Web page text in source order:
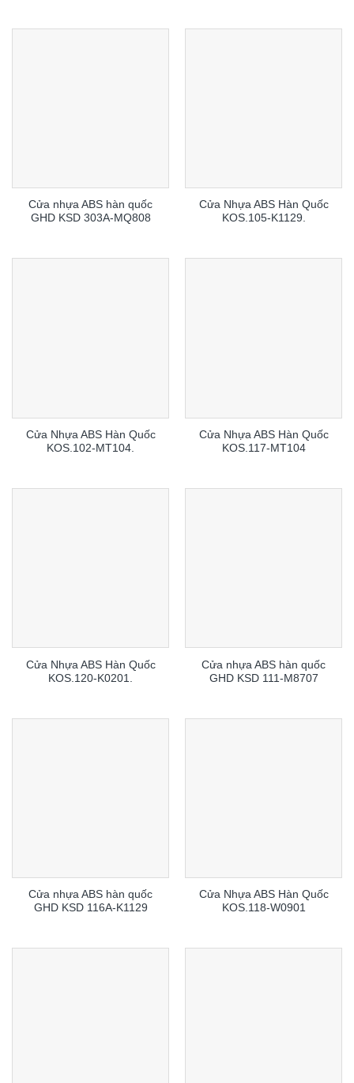
Cửa nhựa ABS hàn quốc
GHD KSD 303A-MQ808
Cửa Nhựa ABS Hàn Quốc
KOS.105-K1129.
Cửa Nhựa ABS Hàn Quốc
KOS.102-MT104.
Cửa Nhựa ABS Hàn Quốc
KOS.117-MT104
Cửa Nhựa ABS Hàn Quốc
KOS.120-K0201.
Cửa nhựa ABS hàn quốc
GHD KSD 111-M8707
Cửa nhựa ABS hàn quốc
GHD KSD 116A-K1129
Cửa Nhựa ABS Hàn Quốc
KOS.118-W0901